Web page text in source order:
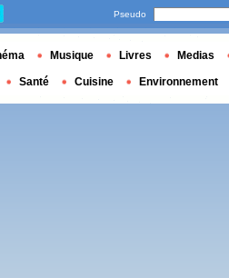
Pseudo
Musique Livres Medias
Santé Cuisine Environnement